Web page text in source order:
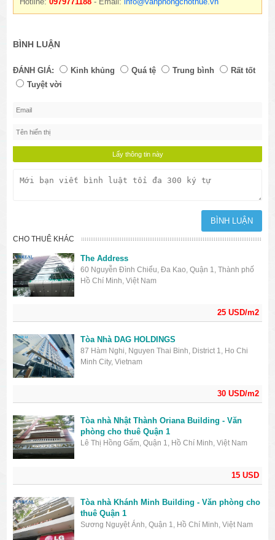
BÌNH LUẬN
ĐÁNH GIÁ: Kinh khủng Quá tệ Trung bình
Rất tốt
Tuyệt vời
CHO THUÊ KHÁC
25 USD/m2
The Address
60 Nguyễn Đình Chiểu, Đa Kao, Quận 1, Thành phố
Hồ Chí Minh, Việt Nam
30 USD/m2
Tòa Nhà DAG HOLDINGS
87 Hàm Nghi, Nguyen Thai Binh, District 1, Ho Chi
Minh City, Vietnam
15 USD
Tòa nhà Nhật Thành Oriana Building - Văn
phòng cho thuê Quận 1
Lê Thị Hồng Gấm, Quận 1, Hồ Chí Minh, Việt Nam
Tòa nhà Khánh Minh Building - Văn phòng cho
thuê Quận 1
Sương Nguyệt Ánh, Quận 1, Hồ Chí Minh, Việt Nam